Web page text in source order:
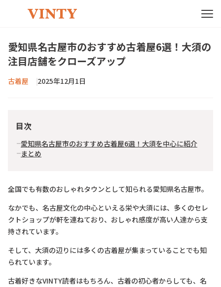
愛知県名古屋市のおすすめ古着屋6選！大須の
注目店舗をクローズアップ
古着屋 2025年12月1日
目次
愛知県名古屋市のおすすめ古着屋6選！大須を中心に紹介
まとめ
全国でも有数のおしゃれタウンとして知られる愛知県名古屋市。
なかでも、名古屋文化の中心といえる栄や大須には、多くのセレ
クトショップが軒を連ねており、おしゃれ感度が高い人達から支
持されています。
そして、大須の辺りには多くの古着屋が集まっていることでも知
られています。
古着好きなVINTY読者はもちろん、古着の初心者からしても、名